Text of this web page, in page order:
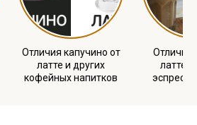
Отличия капучино от
латте и других
кофейных напитков
Отличия
латте